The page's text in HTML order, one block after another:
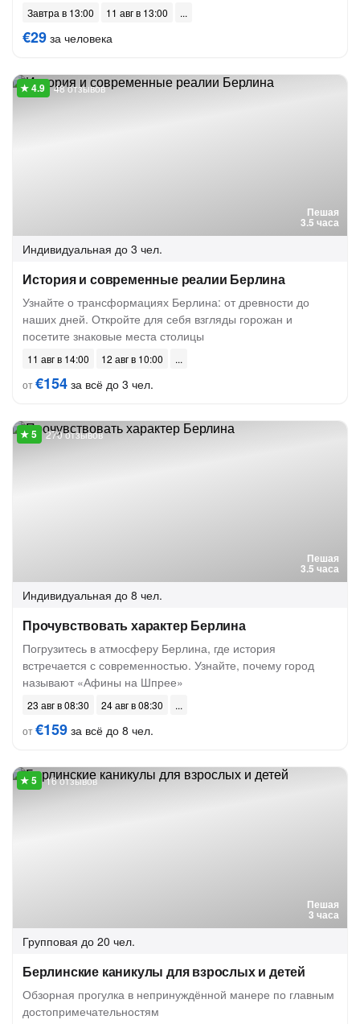
Завтра в 13:00 11 авг в 13:00
€29 за человека
Пешая
3.5 часа
48 отзывов
Индивидуальная до 3 чел.
История и современные реалии Берлина
Узнайте о трансформациях Берлина: от древности до
наших дней. Откройте для себя взгляды горожан и
посетите знаковые места столицы
11 авг в 14:00
12 авг в 10:00
от€154 за всё до 3 чел.
Пешая
3.5 часа
270 отзывов
Индивидуальная до 8 чел.
Прочувствовать характер Берлина
Погрузитесь в атмосферу Берлина, где история
встречается с современностью. Узнайте, почему город
называют «Афины на Шпрее»
23 авг в 08:30
24 авг в 08:30
от€159 за всё до 8 чел.
Пешая
3 часа
16 отзывов
Групповая до 20 чел.
Берлинские каникулы для взрослых и детей
Обзорная прогулка в непринуждённой манере по главным
достопримечательностям